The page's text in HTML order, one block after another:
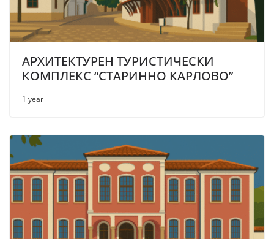
АРХИТЕКТУРЕН ТУРИСТИЧЕСКИ
КОМПЛЕКС “СТАРИННО КАРЛОВО”
1 year